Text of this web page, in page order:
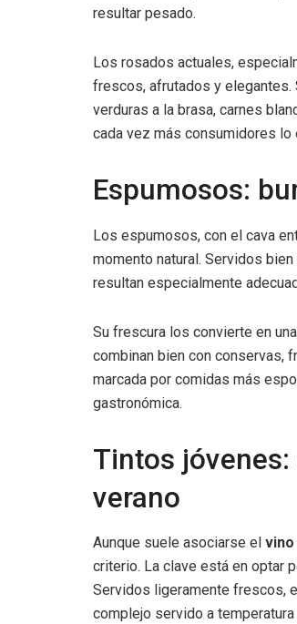
resultar pesado.
Los rosados actuales,
frescos, afrutados y elegantes.
verduras a la brasa, carnes
cada vez más consumidores
Espumosos:
Los espumosos, con el cava
momento natural. Servidos
resultan especialmente
Su frescura los convierte en
combinan bien con conservas,
marcada por comidas más
gastronómica.
Tintos
verano
Aunque suele asociarse el vino
criterio. La clave está en optar
Servidos ligeramente frescos,
complejo servido a